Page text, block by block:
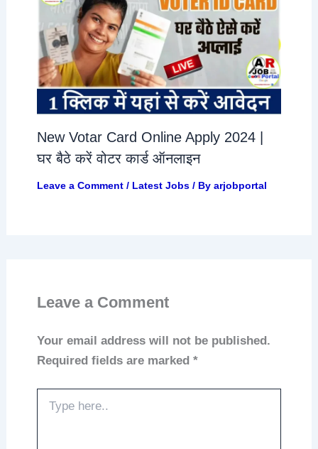
New Votar Card Online Apply 2024 |
घर बैठे करें वोटर कार्ड ऑनलाइन
Leave a Comment / Latest Jobs/ By arjobportal
Leave a Comment
Your email address will not be published.
Required fields are marked *
here..